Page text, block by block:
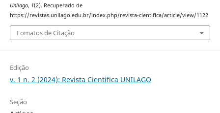
Unilago, 1(2). Recuperado de
https://revistas.unilago.edu.br/index.php/revista-cientifica/article/view/1122
Fomatos de Citação
Edição
v. 1 n. 2 (2024): Revista Cientifica UNILAGO
Seção